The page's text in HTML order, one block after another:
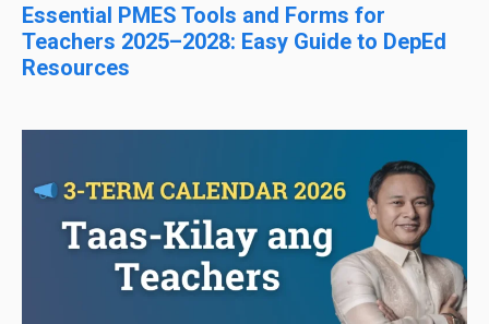
Essential PMES Tools and Forms for
Teachers 2025–2028: Easy Guide to DepEd
Resources